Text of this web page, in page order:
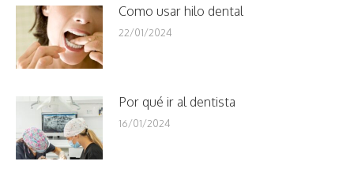
Como usar hilo dental
22/01/2024
Por qué ir al dentista
16/01/2024